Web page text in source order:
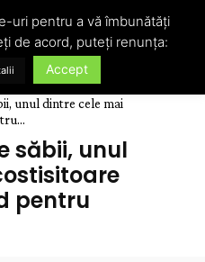
unul dintre cele mai
săbii, unul
pentru
uri pentru a vă îmbunătăți
de acord, puteți renunța:
Accept